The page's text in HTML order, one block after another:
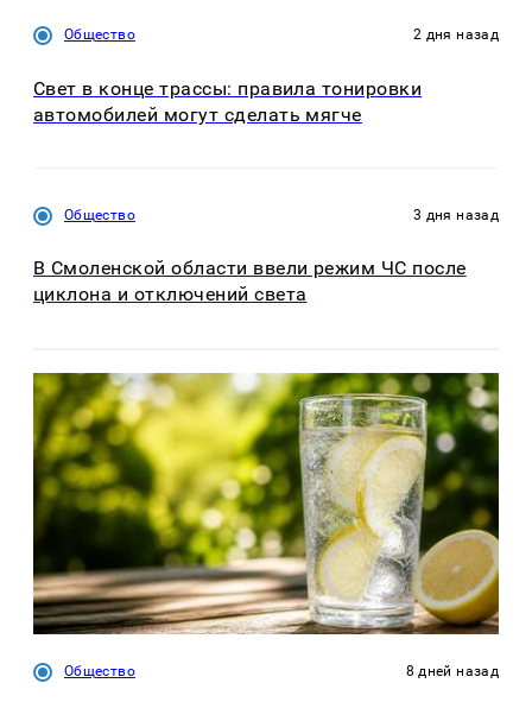
Общество 2 дня назад
Свет в конце трассы: правила тонировки
автомобилей могут сделать мягче
Общество 3 дня назад
В Смоленской области ввели режим ЧС после
циклона и отключений света
Общество 8 дней назад